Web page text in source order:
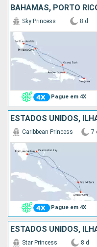
Pague em 4X
Sky Princess 8 d
Pague em 4X
Caribbean Princess 7
Star Princess 8 d